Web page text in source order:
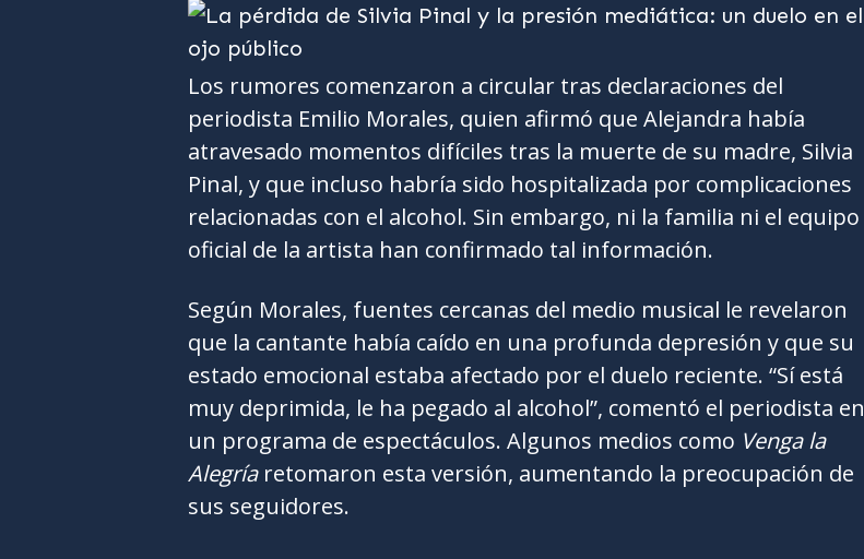
Los rumores comenzaron a circular tras declaraciones del
periodista Emilio Morales, quien afirmó que Alejandra había
atravesado momentos difíciles tras la muerte de su madre, Silvia
Pinal, y que incluso habría sido hospitalizada por complicaciones
relacionadas con el alcohol. Sin embargo, ni la familia ni el equipo
oficial de la artista han confirmado tal información.
Según Morales, fuentes cercanas del medio musical le revelaron
que la cantante había caído en una profunda depresión y que su
estado emocional estaba afectado por el duelo reciente. “Sí está
muy deprimida, le ha pegado al alcohol”, comentó el periodista en
un programa de espectáculos. Algunos medios como Venga la
Alegríaretomaron esta versión, aumentando la preocupación de
sus seguidores.